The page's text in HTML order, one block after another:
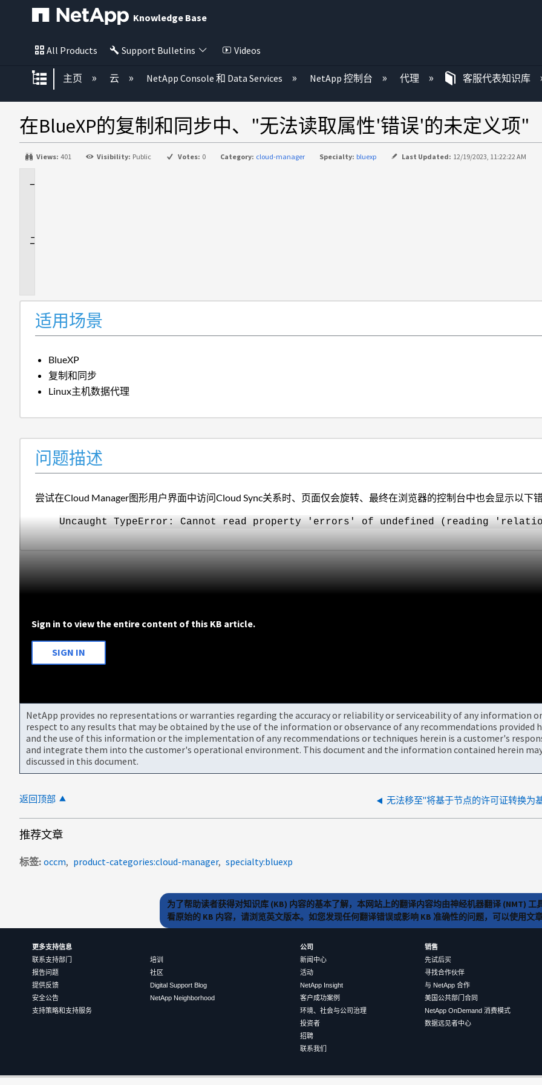
Knowledge Base
All Products Support Bulletins Videos
扩展/隐缩全局层次
主页 云 NetApp Console 和 Data Services NetApp 控制台 代理 客服代表知识库
在BlueXP的复制和同步中、"无法读取属性'错误'的未定义项"
Views: 401 Visibility: Public Votes: 0 Category: cloud-manager Specialty: bluexp Last Updated: 12/19/2023, 11:22:22 AM
适用场景
BlueXP
复制和同步
Linux主机数据代理
问题描述
尝试在Cloud Manager图形用户界面中访问Cloud Sync关系时、页面仅会旋转、最终在浏览器的控制台中也会显示以下错
Uncaught TypeError: Cannot read property 'errors' of undefined (reading
Sign in to view the entire content of this KB article.
SIGN IN
NetApp provides no representations or warranties regarding the accuracy or reliability or serviceability of any information
respect to any results that may be obtained by the use of the information or observance of any recommendations provided
and the use of this information or the implementation of any recommendations or techniques herein is a customer's
and integrate them into the customer's operational environment. This document and the information contained herein
discussed in this document.
返回顶部
推荐文章
标签 occm product-categories:cloud-manager specialty:bluexp
为了帮助读者获得对知识库 (KB) 内容的基本了解，本网站上的翻译内容均由神经机器翻译 (NMT)
看原始的 KB 内容，请浏览英文版本。如您发现任何翻译错误或影响 KB 准确性的问题，可以使用文
更多支持信息
联系支持部门
报告问题
提供反馈
安全公告
支持策略和支持服务
培训
社区
Digital Support Blog
NetApp Neighborhood
公司
新闻中心
活动
NetApp Insight
客户成功案例
环境、社会与公司治理
投资者
招聘
联系我们
销售
先试后买
寻找合作伙伴
与 NetApp 合作
美国公共部门合同
NetApp OnDemand 消费模式
数据远见者中心